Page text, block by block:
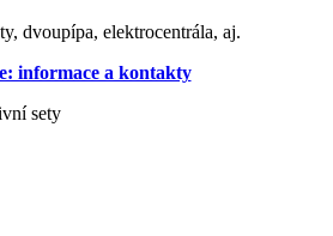
dvoupípa, elektrocentrála, aj.
informace a kontakty